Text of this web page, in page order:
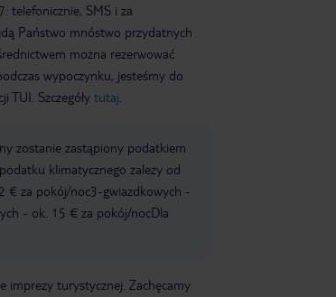
telefonicznie, SMS i za
Państwo mnóstwo przydatnych
można rezerwować
wypoczynku, jesteśmy do
TUI. Szczegóły tutaj
zostanie zastąpiony podatkiem
klimatycznego zależy od
€ za pokój/noc3-gwiazdkowych -
- ok. 15 € za pokój/nocDla
imprezy turystycznej. Zachęcamy